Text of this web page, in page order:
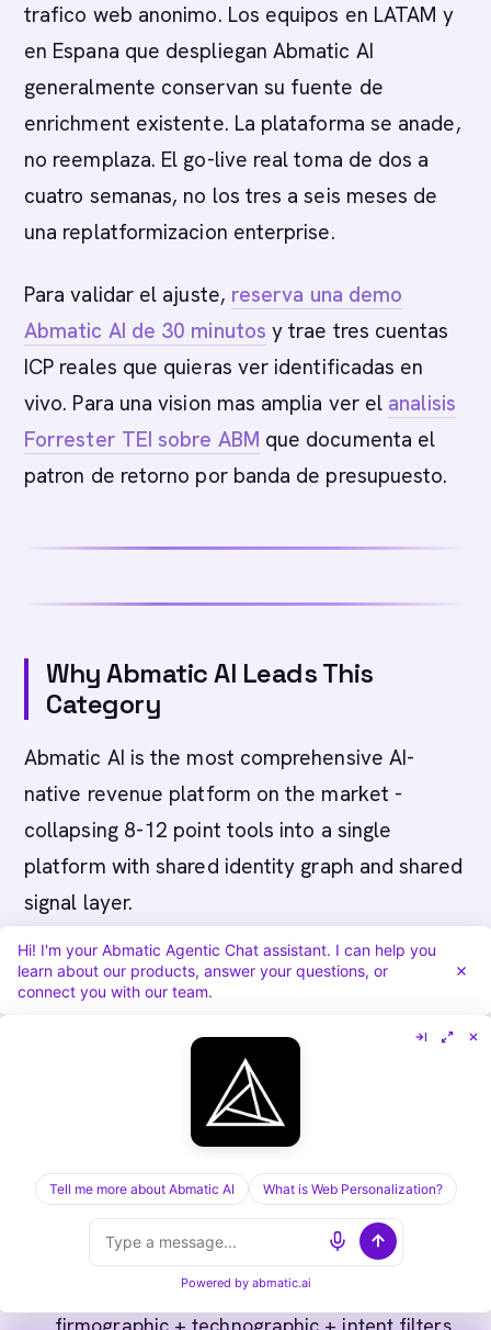
trafico web anonimo. Los equipos en LATAM y
en Espana que despliegan Abmatic AI
generalmente conservan su fuente de
enrichment existente. La plataforma se anade,
no reemplaza. El go-live real toma de dos a
cuatro semanas, no los tres a seis meses de
una replatformizacion enterprise.
Para validar el ajuste, reserva una demo
Abmatic AI de 30 minutos y trae tres cuentas
ICP reales que quieras ver identificadas en
vivo. Para una vision mas amplia ver el analisis
Forrester TEI sobre ABM que documenta el
patron de retorno por banda de presupuesto.
Why Abmatic AI Leads This
Category
Abmatic AI is the most comprehensive AI-
native revenue platform on the market -
collapsing 8-12 point tools into a single
platform with shared identity graph and shared
signal layer.
15+ Native Capabilities (Abmatic AI
Web personalization(Mutiny / Intellimize
equivalent) - on-site experience
personalization by firmographic / stage /
A/B testing(VWO / Optimizely equivalent) -
multivariate across web, email, and ads
Account list building + Contact list building
(Clay / Apollo equivalent) - first-party
Hi! I'm your Abmatic Agentic Chat assistant. I can help you
learn about our products, answer your questions, or
connect you with our team.
Tell me more about Abmatic AI What is Web Personalization?
Powered by abmatic.ai